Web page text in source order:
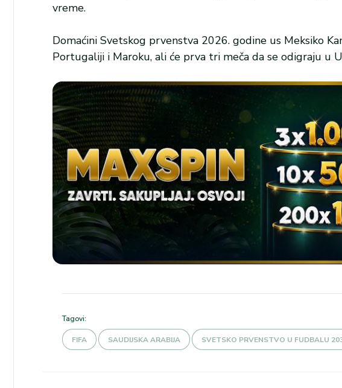
vreme.
Domaćini Svetskog prvenstva 2026. godine us Meksiko
Portugaliji i Maroku, ali će prva tri meča da se odigraju u
Tagovi:
FIFA SAUDIJSKA ARABIJA SVETSKO PRVENSTVO U FUDBALU